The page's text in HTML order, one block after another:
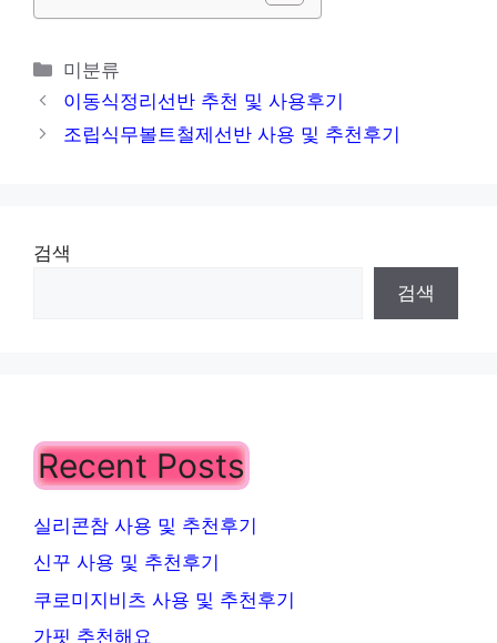
카
테
고
미분류
이동식정리선반 추천 및 사용후기
조립식무볼트철제선반 사용 및 추천후기
검색
검색
Recent Posts
실리콘참 사용 및 추천후기
신꾸 사용 및 추천후기
쿠로미지비츠 사용 및 추천후기
가핏 추천해요